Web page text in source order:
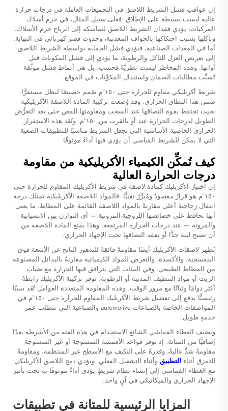
إن عواقب فشل الشريط اللاصق في التجميعات العاملة في درجات حرارة
عالية ليست بسيطة على الإطلاق. فعلى سبيل المثال، في حزم أسلاك
المركبات، يؤدي فقدان الشريط اللاصق لتماسكه إلى انزياح حزم الأسلاك،
وتآكلها بسبب احتكاكها بالحواف المعدنية، وحدوث قصر كهربائي في النهاية.
أما في المعدات الصناعية، فيؤدي فشل الحماية بواسطة الشريط اللاصق
إلى تعريض العزل للتآكل والرطوبة، ما يؤدي إلى فشل المكونات قبل
أوانها. وهذه المخاطر ليست نظريَّةً فحسب، بل هي أنماط فشل موثَّقة
تُسبِّب مطالبات الضمان واستبدال المكوِّنات في الموقع.
شريط أكريليكي مقاوم للحرارة حتى ١٥٠°م صُمم خصيصًا ليظل مستقرًّا
ضمن هذا النطاق الحراري. وقد وُضعت تركيبة المادة اللاصقة الأكريليكية
بحيث تحتفظ بقوة التصاقها عند السحب ومقاومتها للقص حتى بعد التعرُّض
الطويل لدرجات الحرارة عند أو بالقرب من ١٥٠°م. وتُعَد هذه الاستقرار
الحراري الخاصية الأساسية التي تجعل الشريط مناسبًا للتطبيقات الصعبة
التي لا يمكن للشريط القياسي أن يؤدي فيها أداءً موثوقًا.
كيف تُمكِّن الكيمياء الأكريليكية من مقاومة
درجات الحرارة العالية
إن اختيار الأكريليك كمادة لاصقة في شريط الأكريليك المقاوم للحرارة حتى
١٥٠°م هو قرارٌ مقصودٌ ومُبرَّرٌ تقنيًّا. فالمواد اللاصقة الأكريليكية تمتلك درجة
انتقال زجاجية أعلى مقارنةً بالمواد اللاصقة القائمة على المطاط، ما يعني
أنها تحافظ على خصائصها اللزوجية-المرونية — أي التوازن بين الانسيابية
والمرونة — عند درجات الحرارة المرتفعة. وهذا يمنع المادة اللاصقة من
أن تصبح لينة جدًّا أو تفقد التصاقها تحت الإجهاد الحراري.
تُظهر لاصقات الأكريليك أيضًا مقاومةً فائقةً للتدهور الناتج عن الأشعة فوق
البنفسجية، والأكسدة، والتعرض للمواد الكيميائية مقارنةً بالبدائل المصنوعة
من المطاط الطبيعي. وفي البيئات التي يترافق فيها الحرارة مع ضباب
الزيت أو مواد التنظيف المذيبة أو الرطوبة، توفر تركيبة الأكريليك رابطةً
أكثر دوامًا وثباتًا مع مرور الوقت. وهذه المقاومة المتعددة العوامل تُعَد سببًا
رئيسيًّا يدفع إلى تفضيل شريط الأكريليك المقاوم للحرارة حتى ١٥٠°م في
المواصفات الخاصة بالصناعات automotive والصناعية التي تتطلب عمر
خدمةٍ طويل.
ويضيف الغطاء القماشي الشائع الاستخدام في هذه الفئة من الأشرطة بعدًا
إضافيًّا من المتانة. إذ توفر قواعد الأقمشة المنسوجة أو غير المنسوجة
مقاومةً شدٍّ عاليةً، وقدرةً على التكيف مع الأسطح غير المنتظمة، ومقاومةً
للتمزق أثناء التطبيق وأثناء التشغيل الفعلي. ويؤدي دمج اللاصق الأكريليكي
مع الغطاء القماشي إلى إنشاء نظام شريطٍ يؤدي أداءً موثوقًا به تحت تأثير
الإجهاد الحراري والميكانيكي في آنٍ واحد.
المزايا الرئيسية للمتانة في تطبيقات